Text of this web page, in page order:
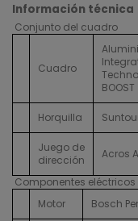
Información técnica
Conjunto del cuadro
Cuadro
BOOST
Horquilla
Juego de
dirección
Acros
Componentes eléctricos
Motor
Bosch